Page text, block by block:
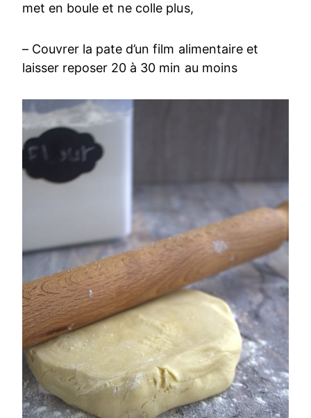
met en boule et ne colle plus,
– Couvrer la pate d’un film alimentaire et
laisser reposer 20 à 30 min au moins